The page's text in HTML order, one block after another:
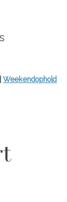
Weekendophold